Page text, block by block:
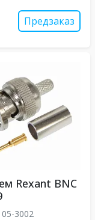
Предзаказ
Rexant BNC
05-3002